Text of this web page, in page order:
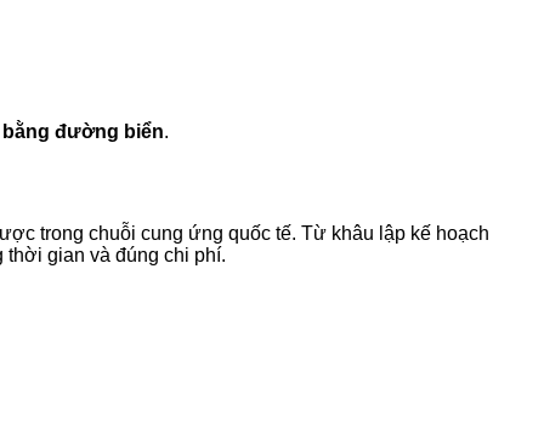
đường biển.
trong chuỗi cung ứng quốc tế. Từ khâu lập kế hoạch
thời gian và đúng chi phí.